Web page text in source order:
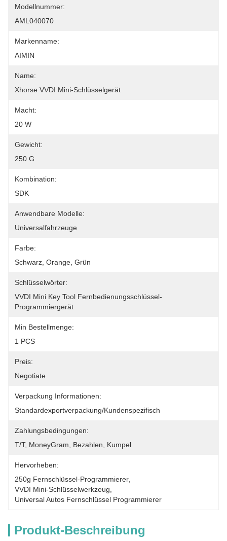
Modellnummer:
AML040070
Markenname:
AIMIN
Name:
Xhorse VVDI Mini-Schlüsselgerät
Macht:
20 W
Gewicht:
250 G
Kombination:
SDK
Anwendbare Modelle:
Universalfahrzeuge
Farbe:
Schwarz, Orange, Grün
Schlüsselwörter:
VVDI Mini Key Tool Fernbedienungsschlüssel-
Programmiergerät
Min Bestellmenge:
1 PCS
Preis:
Negotiate
Verpackung Informationen:
Standardexportverpackung/kundenspezifisch
Zahlungsbedingungen:
T/T, MoneyGram, Bezahlen, Kumpel
Hervorheben:
250g Fernschlüssel-Programmierer
VVDI Mini-Schlüsselwerkzeug
Universal Autos Fernschlüssel Programmierer
Produkt-Beschreibung